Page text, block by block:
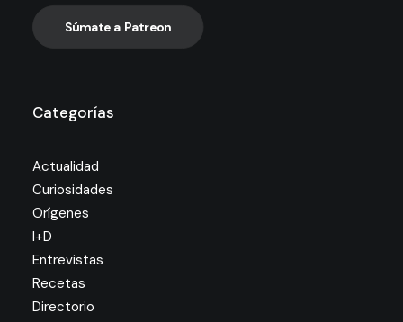
Súmate a Patreon
Categorías
Actualidad
Curiosidades
Orígenes
I+D
Entrevistas
Recetas
Directorio